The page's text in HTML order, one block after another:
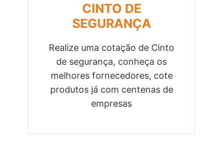
CINTO DE
SEGURANÇA
Realize uma cotação de Cinto
de segurança, conheça os
melhores fornecedores, cote
produtos já com centenas de
empresas